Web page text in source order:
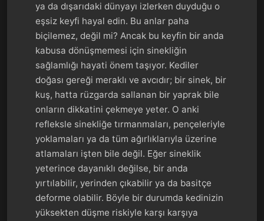
ya da dışarıdaki dünyayı izlerken duyduğu o
eşsiz keyfi hayal edin. Bu anlar paha
biçilemez, değil mi? Ancak bu keyfin bir anda
kabusa dönüşmemesi için sinekliğin
sağlamlığı hayati önem taşıyor. Kediler
doğası gereği meraklı ve avcıdır; bir sinek, bir
kuş, hatta rüzgarda sallanan bir yaprak bile
onların dikkatini çekmeye yeter. O anki
refleksle sinekliğe tırmanmaları, pençeleriyle
yoklamaları ya da tüm ağırlıklarıyla üzerine
atlamaları işten bile değil. Eğer sineklik
yeterince dayanıklı değilse, bir anda
yırtılabilir, yerinden çıkabilir ya da basitçe
deforme olabilir. Böyle bir durumda kedinizin
yüksekten düşme riskiyle karşı karşıya